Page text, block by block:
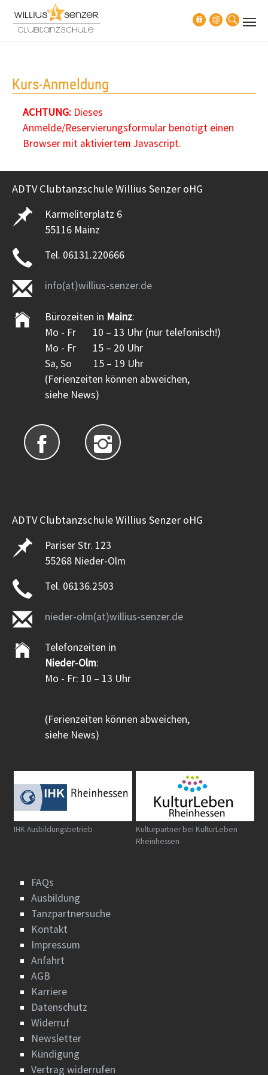
Zum Hauptinhalt springen
Kurs-Anmeldung
ACHTUNG:Dieses
Anmelde/Reservierungsformular benötigt einen
Browser mit aktiviertem Javascript.
ADTV Clubtanzschule Willius Senzer oHG
Karmeliterplatz 6
55116 Mainz
Tel. 06131.220666
info(at)willius-senzer.de
Bürozeiten in Mainz:
Mo - Fr 10 – 13 Uhr (nur telefonisch!)
Mo - Fr 15 – 20 Uhr
Sa, So 15 – 19 Uhr
(Ferienzeiten können abweichen,
siehe News)
ADTV Clubtanzschule Willius Senzer oHG
Pariser Str. 123
55268 Nieder-Olm
Tel. 06136.2503
nieder-olm(at)willius-senzer.de
Telefonzeiten in
Nieder-Olm:
Mo - Fr: 10 – 13 Uhr
(Ferienzeiten können abweichen,
siehe News)
IHK Ausbildungsbetrieb
Kulturpartner bei KulturLeben
Rheinhessen
FAQs
Ausbildung
Tanzpartnersuche
Kontakt
Impressum
Anfahrt
AGB
Karriere
Datenschutz
Widerruf
Newsletter
Kündigung
Vertrag widerrufen